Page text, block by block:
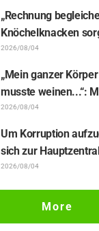
Stammesfürst in
„Jaadugar: A Witch
„Rechnung
Knöchelknacken
„Total Muskelhirn
diesen Blick an!“ /
Am an Inept
2026/08/04
„Mein ganzer
musste weinen...“:
Sprecherin von
of the Shadow
Hintergründe ihrer
Glanzleistung“ in
2026/08/04
Um Korruption
sich zur
Electronics… Episode
und Episoden-
2026/08/04
More